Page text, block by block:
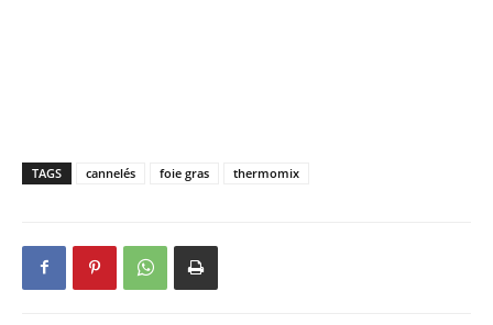
TAGS cannelés foie gras thermomix